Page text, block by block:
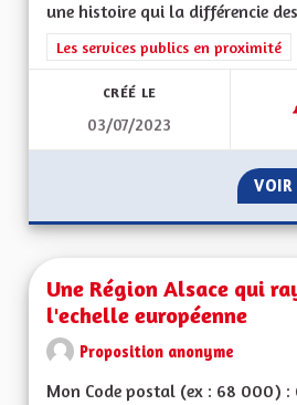
une histoire qui la différencie
Filtrer les résultats de la
Les services publics en proximité
CRÉÉ LE
03/07/2023
VOIR
Une Région Alsace qui
l'echelle européenne
Proposition anonyme
Mon Code postal (ex : 68 000)